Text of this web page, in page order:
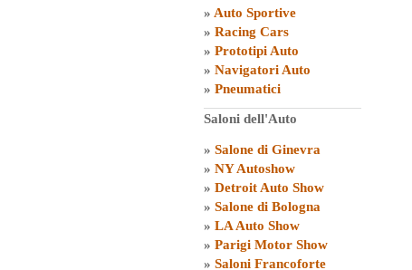
» Auto Sportive
» Racing Cars
» Prototipi Auto
» Navigatori Auto
» Pneumatici
Saloni dell'Auto
» Salone di Ginevra
» NY Autoshow
» Detroit Auto Show
» Salone di Bologna
» LA Auto Show
» Parigi Motor Show
» Saloni Francoforte